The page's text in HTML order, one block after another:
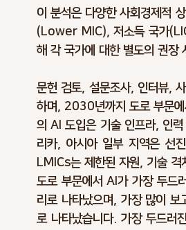
이 분석은 다양한 사회경제적
(Lower MIC), 저소득 국가
해 각 국가에 대한 별도의 권장
문헌 검토, 설문조사, 인터뷰,
하며, 2030년까지 도로 부문
의 AI 도입은 기술 인프라, 인
리카, 아시아 일부 지역은 선
LMICs는 제한된 자원, 기술 격
도로 부문에서 AI가 가장 두드
리로 나타났으며, 가장 많이
로 나타났습니다. 가장 두드러